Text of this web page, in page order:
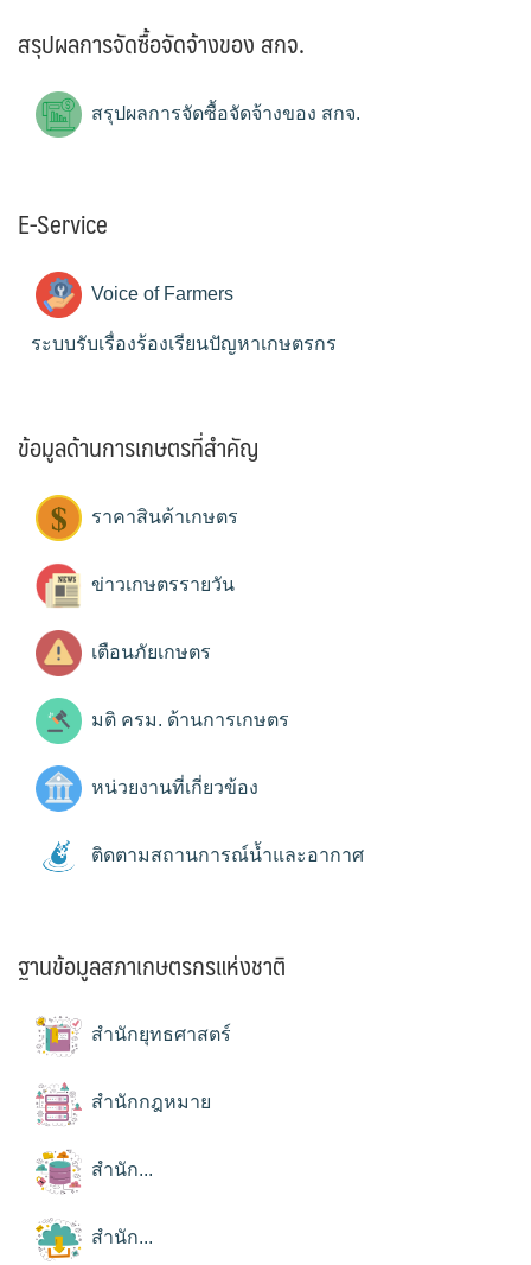
สรุปผลการจัดซื้อจัดจ้างของ สกจ.
สรุปผลการจัดซื้อจัดจ้างของ สกจ.
E-Service
Voice of Farmers
ระบบรับเรื่องร้องเรียนปัญหาเกษตรกร
ข้อมูลด้านการเกษตรที่สำคัญ
ราคาสินค้าเกษตร
ข่าวเกษตรรายวัน
เตือนภัยเกษตร
มติ ครม. ด้านการเกษตร
หน่วยงานที่เกี่ยวข้อง
ติดตามสถานการณ์น้ำและอากาศ
ฐานข้อมูลสภาเกษตรกรแห่งชาติ
สำนักยุทธศาสตร์
สำนักกฎหมาย
สำนัก...
สำนัก...